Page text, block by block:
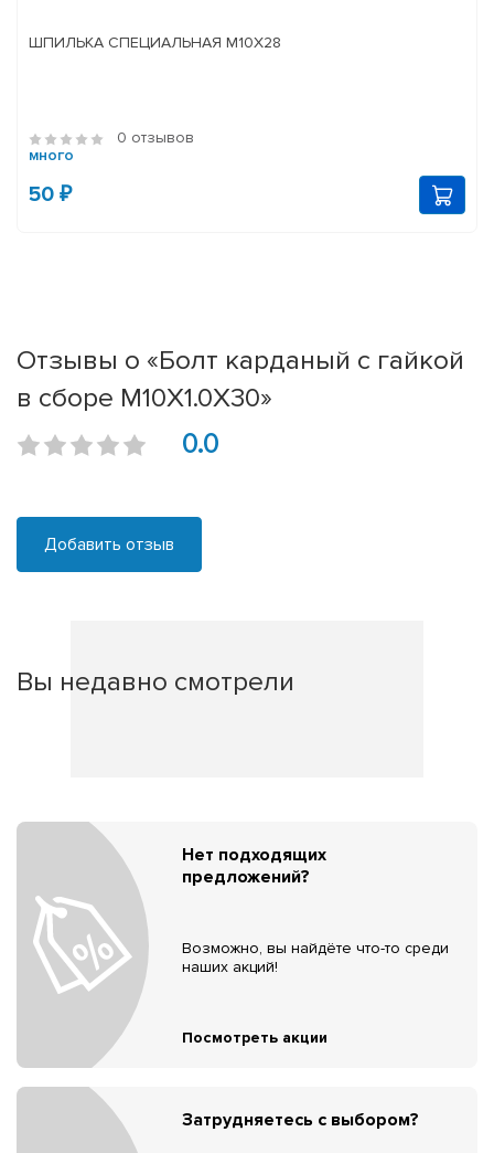
ШПИЛЬКА СПЕЦИАЛЬНАЯ М10Х28
0 отзывов
много
50 ₽
Отзывы о «Болт карданый с гайкой
в сборе М10Х1.0Х30»
0.0
Добавить отзыв
Вы недавно смотрели
Нет подходящих
предложений?
Возможно, вы найдёте что-то среди
наших акций!
Посмотреть акции
Затрудняетесь с выбором?